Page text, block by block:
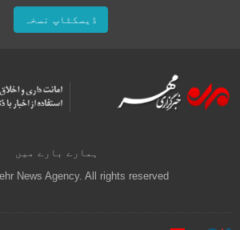
ڈیسکٹاپ نسخہ
ہمارے بارے میں
News Agency. All rights reserved